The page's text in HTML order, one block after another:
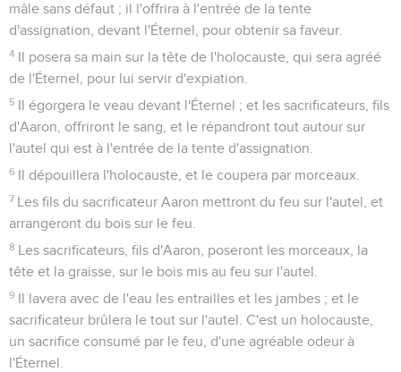
mâle sans défaut ; il l'offrira à l'entrée de la tente
d'assignation, devant l'Éternel, pour obtenir sa faveur.
4 Il posera sa main sur la tête de l'holocauste, qui sera agréé
de l'Éternel, pour lui servir d'expiation.
5 Il égorgera le veau devant l'Éternel ; et les sacrificateurs, fils
d'Aaron, offriront le sang, et le répandront tout autour sur
l'autel qui est à l'entrée de la tente d'assignation.
6 Il dépouillera l'holocauste, et le coupera par morceaux.
7 Les fils du sacrificateur Aaron mettront du feu sur l'autel, et
arrangeront du bois sur le feu.
8 Les sacrificateurs, fils d'Aaron, poseront les morceaux, la
tête et la graisse, sur le bois mis au feu sur l'autel.
9 Il lavera avec de l'eau les entrailles et les jambes ; et le
sacrificateur brûlera le tout sur l'autel. C'est un holocauste,
un sacrifice consumé par le feu, d'une agréable odeur à
l'Éternel.